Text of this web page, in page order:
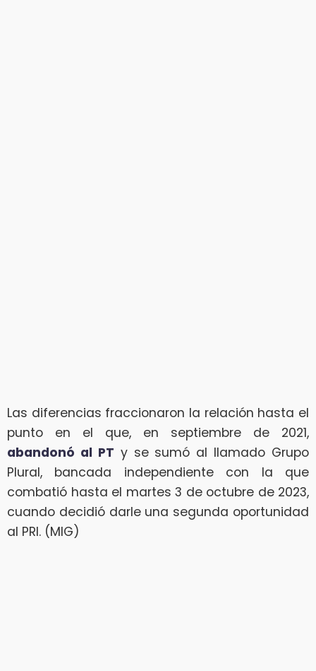
Las diferencias fraccionaron la relación hasta el
punto en el que, en septiembre de 2021,
abandonó al PT y se sumó al llamado Grupo
Plural, bancada independiente con la que
combatió hasta el martes 3 de octubre de 2023,
cuando decidió darle una segunda oportunidad
al PRI. (MIG)